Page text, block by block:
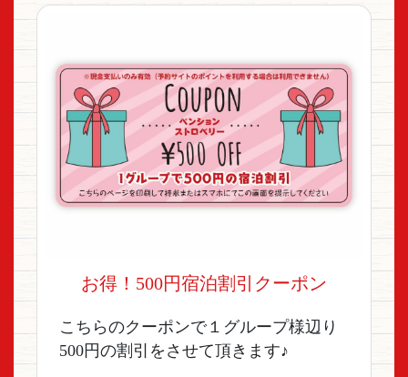
お得！500円宿泊割引クーポン
こちらのクーポンで１グループ様辺り
500円の割引をさせて頂きます♪